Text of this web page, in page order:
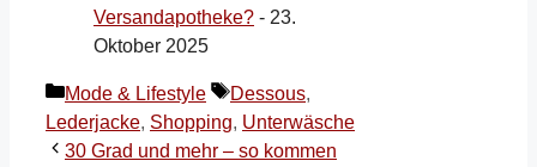
Versandapotheke? - 23.
Oktober 2025
Kategorien
Mode & Lifestyle Schlagwörter
Dessous,
Lederjacke, Shopping, Unterwäsche
30 Grad und mehr – so kommen